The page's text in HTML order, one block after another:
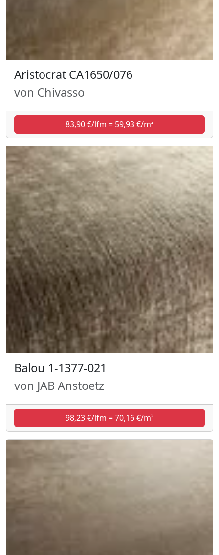
Aristocrat CA1650/076
von Chivasso
83,90 €/lfm = 59,93 €/m²
Balou 1-1377-021
von JAB Anstoetz
98,23 €/lfm = 70,16 €/m²